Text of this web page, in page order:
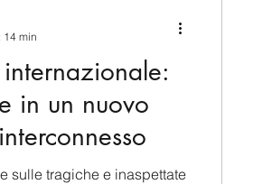
Russia
Germania
in un nuovo
sulle tragiche e inaspettate
14 min